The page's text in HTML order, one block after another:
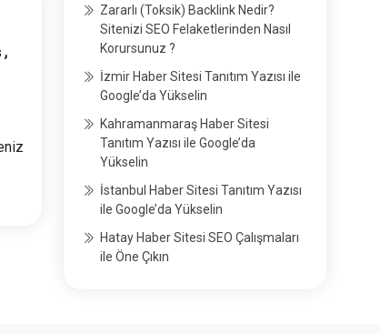
,
Zararlı (Toksik) Backlink Nedir?
Sitenizi SEO Felaketlerinden Nasıl
Korursunuz ?
İzmir Haber Sitesi Tanıtım Yazısı ile
Google’da Yükselin
Kahramanmaraş Haber Sitesi
Tanıtım Yazısı ile Google’da
Yükselin
İstanbul Haber Sitesi Tanıtım Yazısı
ile Google’da Yükselin
Hatay Haber Sitesi SEO Çalışmaları
ile Öne Çıkın